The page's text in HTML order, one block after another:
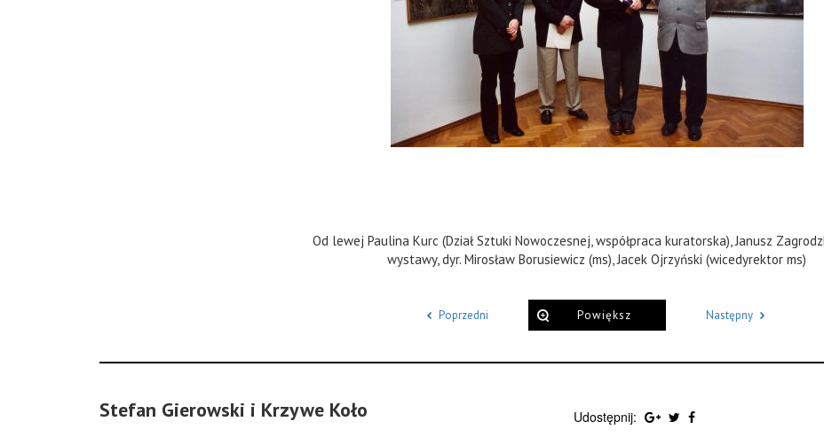
Od lewej Paulina Kurc (Dział Sztuki Nowoczesnej, współpraca kuratorska), Janusz
wystawy, dyr. Mirosław Borusiewicz (ms), Jacek Ojrzyński (wicedyrektor ms)
Poprzedni Powiększ Następny
Stefan Gierowski i Krzywe Koło Udostępnij: